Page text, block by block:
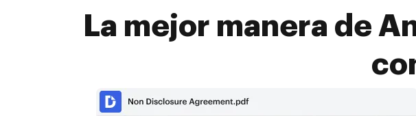
La mejor manera de